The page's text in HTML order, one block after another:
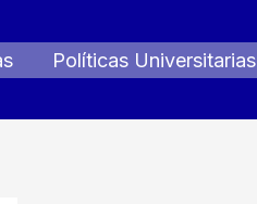
Políticas Universitarias